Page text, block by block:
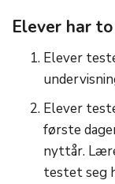
Elever har
Elever
Elever
første
nyttår.
testet seg